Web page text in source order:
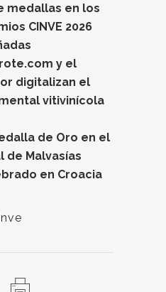
medallas en los
CINVE 2026
y el
digitalizan el
vitivinícola
de Oro en el
de Malvasías
en Croacia